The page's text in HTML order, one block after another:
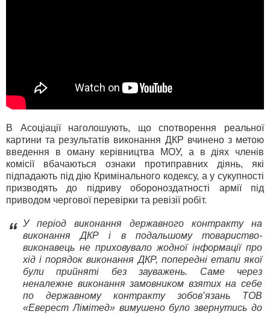
В Асоціації наголошують, що спотворення реальної
картини та результатів виконання ДКР вчинено з метою
введення в оману керівництва МОУ, а в діях членів
комісії вбачаються ознаки протиправних діянь, які
підпадають під дію Кримінального кодексу, а у сукупності
призводять до підриву обороноздатності армії під
приводом чергової перевірки та ревізії робіт.
“ У період виконання державного контракту на
виконання ДКР і в подальшому товариство-
виконавець не приховувало жодної інформації про
хід і порядок виконання ДКР, попередні етапи якої
були прийняті без зауважень. Саме через
неналежне виконання замовником взятих на себе
по державному контракту зобов’язань ТОВ
«Еверест Лімітед» вимушено було звернутись до